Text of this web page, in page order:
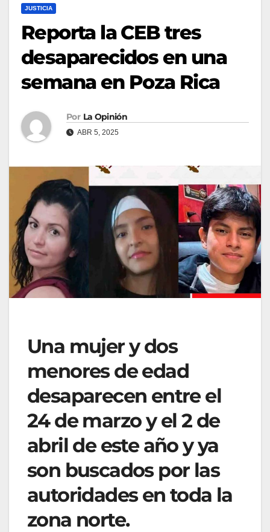
JUSTICIA
Reporta la CEB tres
desaparecidos en una
semana en Poza Rica
Por La Opinión
ABR 5, 2025
Una mujer y dos
menores de edad
desaparecen entre el
24 de marzo y el 2 de
abril de este año y ya
son buscados por las
autoridades en toda la
zona norte.